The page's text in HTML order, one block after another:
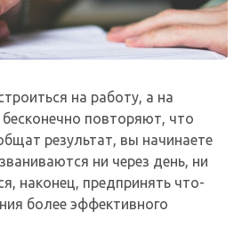
на работу, а на
повторяют, что
результат, вы начинаете
ни через день, ни
наконец, предпринять что-
более эффективного